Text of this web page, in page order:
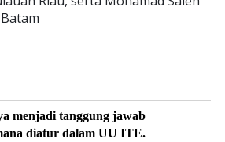
menjadi tanggung jawab
diatur dalam UU ITE.